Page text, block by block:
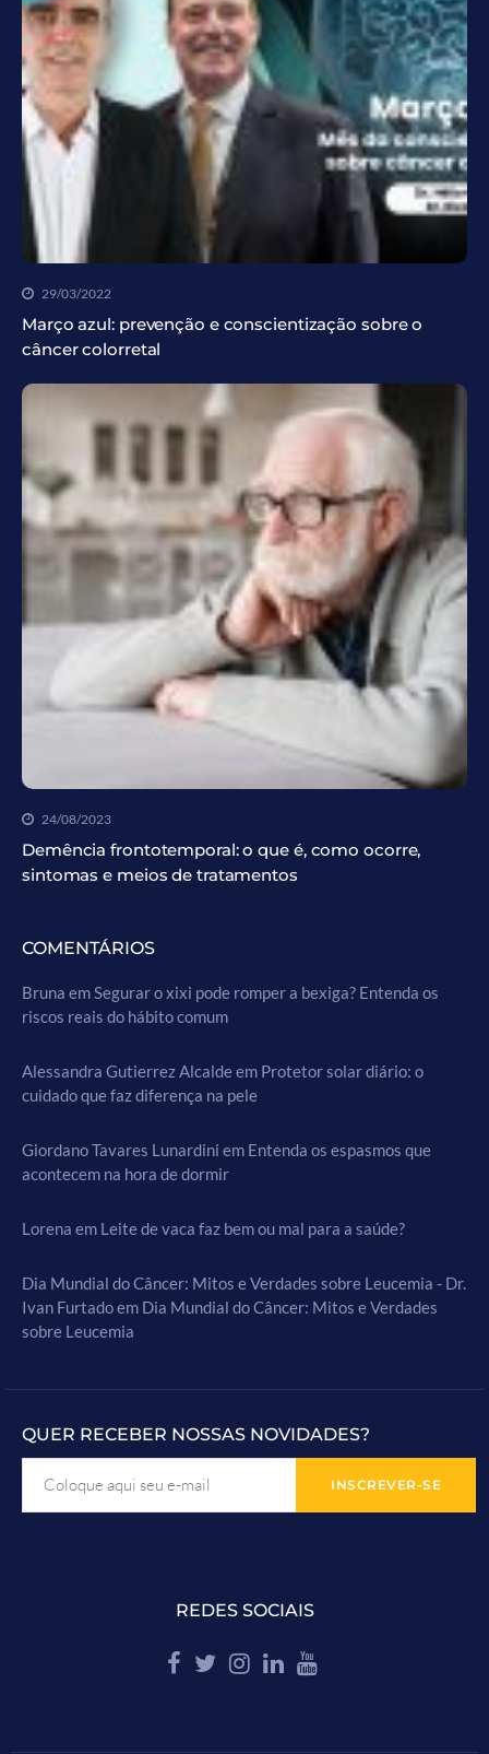
29/03/2022
Março azul: prevenção e conscientização sobre o
câncer colorretal
24/08/2023
Demência frontotemporal: o que é, como ocorre,
sintomas e meios de tratamentos
COMENTÁRIOS
Bruna emSegurar o xixi pode romper a bexiga? Entenda os
riscos reais do hábito comum
Alessandra Gutierrez Alcaldeem Protetor solar diário: o
cuidado que faz diferença na pele
Giordano Tavares Lunardini em Entenda os espasmos que
acontecem na hora de dormir
Lorena em Leite de vaca faz bem ou mal para a saúde?
Dia Mundial do Câncer: Mitos e Verdades sobre Leucemia - Dr.
Ivan Furtadoem Dia Mundial do Câncer: Mitos e Verdades
sobre Leucemia
QUER RECEBER NOSSAS NOVIDADES?
REDES SOCIAIS